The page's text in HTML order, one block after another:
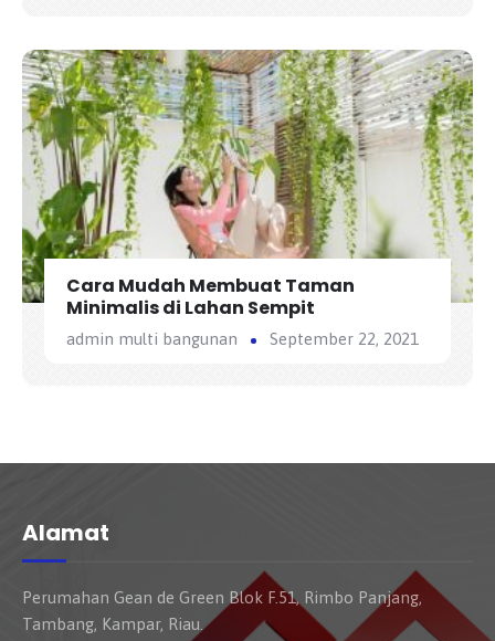
Cara Mudah Membuat Taman
Minimalis di Lahan Sempit
admin multi bangunan September 22, 2021
Alamat
Perumahan Gean de Green Blok F.51, Rimbo Panjang,
Tambang, Kampar, Riau.